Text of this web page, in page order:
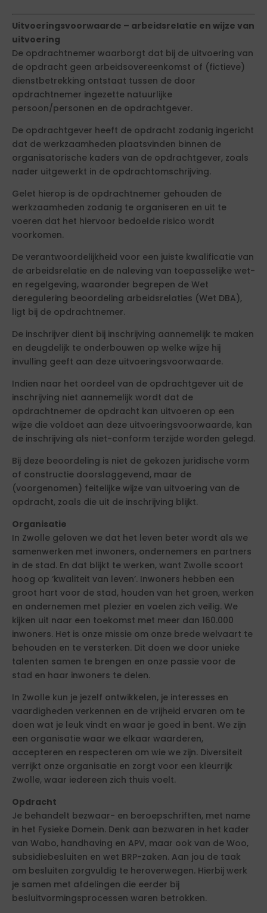
Uitvoeringsvoorwaarde – arbeidsrelatie en wijze van
uitvoering
De opdrachtnemer waarborgt dat bij de uitvoering van
de opdracht geen arbeidsovereenkomst of (fictieve)
dienstbetrekking ontstaat tussen de door
opdrachtnemer ingezette natuurlijke
persoon/personen en de opdrachtgever.
De opdrachtgever heeft de opdracht zodanig ingericht
dat de werkzaamheden plaatsvinden binnen de
organisatorische kaders van de opdrachtgever, zoals
nader uitgewerkt in de opdrachtomschrijving.
Gelet hierop is de opdrachtnemer gehouden de
werkzaamheden zodanig te organiseren en uit te
voeren dat het hiervoor bedoelde risico wordt
voorkomen.
De verantwoordelijkheid voor een juiste kwalificatie van
de arbeidsrelatie en de naleving van toepasselijke wet-
en regelgeving, waaronder begrepen de Wet
deregulering beoordeling arbeidsrelaties (Wet DBA),
ligt bij de opdrachtnemer.
De inschrijver dient bij inschrijving aannemelijk te maken
en deugdelijk te onderbouwen op welke wijze hij
invulling geeft aan deze uitvoeringsvoorwaarde.
Indien naar het oordeel van de opdrachtgever uit de
inschrijving niet aannemelijk wordt dat de
opdrachtnemer de opdracht kan uitvoeren op een
wijze die voldoet aan deze uitvoeringsvoorwaarde, kan
de inschrijving als niet-conform terzijde worden gelegd.
Bij deze beoordeling is niet de gekozen juridische vorm
of constructie doorslaggevend, maar de
(voorgenomen) feitelijke wijze van uitvoering van de
opdracht, zoals die uit de inschrijving blijkt.
Organisatie
In Zwolle geloven we dat het leven beter wordt als we
samenwerken met inwoners, ondernemers en partners
in de stad. En dat blijkt te werken, want Zwolle scoort
hoog op ‘kwaliteit van leven’. Inwoners hebben een
groot hart voor de stad, houden van het groen, werken
en ondernemen met plezier en voelen zich veilig. We
kijken uit naar een toekomst met meer dan 160.000
inwoners. Het is onze missie om onze brede welvaart te
behouden en te versterken. Dit doen we door unieke
talenten samen te brengen en onze passie voor de
stad en haar inwoners te delen.
In Zwolle kun je jezelf ontwikkelen, je interesses en
vaardigheden verkennen en de vrijheid ervaren om te
doen wat je leuk vindt en waar je goed in bent. We zijn
een organisatie waar we elkaar waarderen,
accepteren en respecteren om wie we zijn. Diversiteit
verrijkt onze organisatie en zorgt voor een kleurrijk
Zwolle, waar iedereen zich thuis voelt.
Opdracht
Je behandelt bezwaar- en beroepschriften, met name
in het Fysieke Domein. Denk aan bezwaren in het kader
van Wabo, handhaving en APV, maar ook van de Woo,
subsidiebesluiten en wet BRP-zaken. Aan jou de taak
om besluiten zorgvuldig te heroverwegen. Hierbij werk
je samen met afdelingen die eerder bij
besluitvormingsprocessen waren betrokken.